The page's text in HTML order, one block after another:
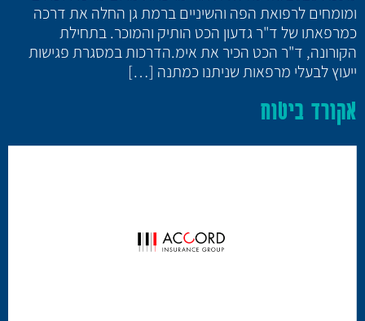
ומומחים לרפואת הפה והשיניים ברמת גן החלה את דרכה
כמרפאתו של ד"ר גדעון הכט הותיק והמוכר. בתחילת
הקורונה, ד"ר הכט הכיר את אימ.הדרכות במסגרת פגישות
ייעוץ לבעלי מרפאות שניתנו כמתנה […]
אקורד ביטוח